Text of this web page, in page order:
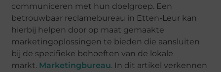
communiceren met hun doelgroep. Een
betrouwbaar reclamebureau in Etten-Leur kan
hierbij helpen door op maat gemaakte
marketingoplossingen te bieden die aansluiten
bij de specifieke behoeften van de lokale
markt. Marketingbureau. In dit artikel verkennen